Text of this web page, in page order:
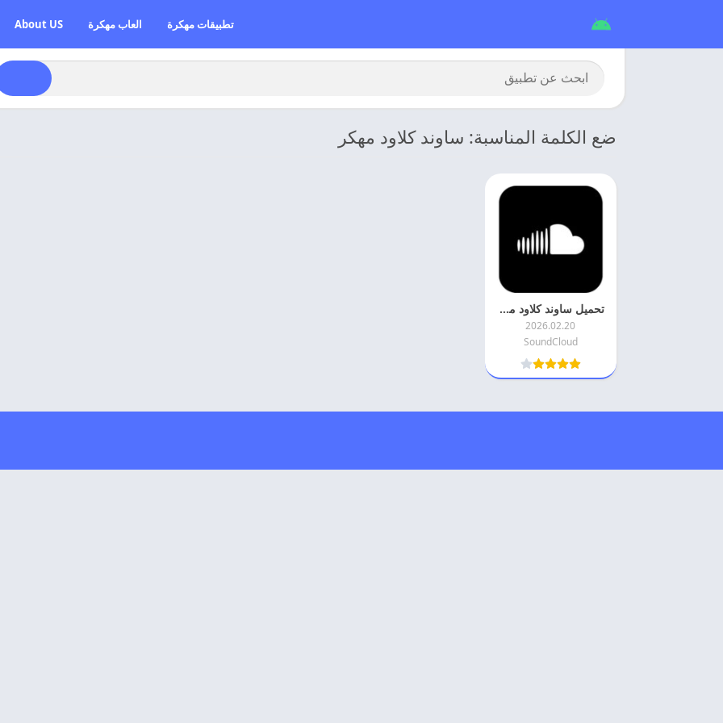
تطبيقات مهكرة العاب مهكرة About US
ضع الكلمة المناسبة: ساوند كلاود مهكر
تحميل ساوند كلاود مهكر 2026 SoundCloud APK اخر اصدار
2026.02.20
SoundCloud